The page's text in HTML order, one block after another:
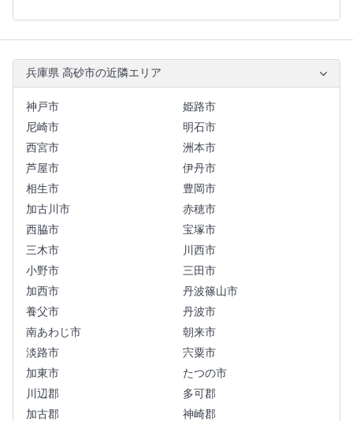
兵庫県 高砂市の近隣エリア
神戸市
姫路市
尼崎市
明石市
西宮市
洲本市
芦屋市
伊丹市
相生市
豊岡市
加古川市
赤穂市
西脇市
宝塚市
三木市
川西市
小野市
三田市
加西市
丹波篠山市
養父市
丹波市
南あわじ市
朝来市
淡路市
宍粟市
加東市
たつの市
川辺郡
多可郡
加古郡
神崎郡